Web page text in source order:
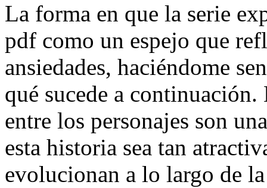
La forma en que la serie
pdf como un espejo que
ansiedades, haciéndome
qué sucede a
entre los personajes son
esta historia sea tan
evolucionan a lo largo de